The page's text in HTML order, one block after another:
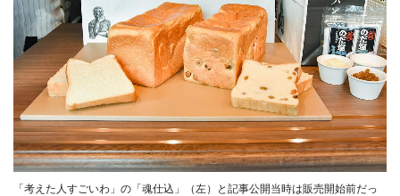
「考えた人すごいわ」の「魂仕込」（左）と記事公開当時は販売開始前だっ